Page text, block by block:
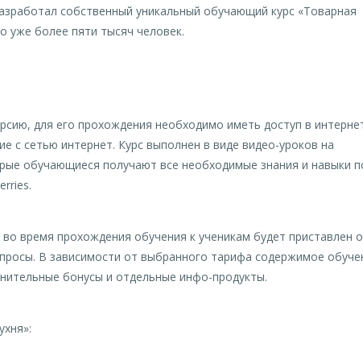
собственный уникальный обучающий курс «Товарная
уже более пяти тысяч человек.
для его прохождения необходимо иметь доступ в
с сетью интернет. Курс выполнен в виде видео-уроков на
обучающиеся получают все необходимые знания и навыки
время прохождения обучения к ученикам будет приставлен
В зависимости от выбранного тарифа содержимое
бонусы и отдельные инфо-продукты.